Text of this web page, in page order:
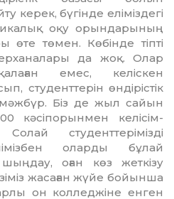
керек, бүгінде еліміздегі
оқу орындарының
өте төмен. Көбінде тіпті
да жоқ. Олар
емес, келіскен
студенттерін өндірістік
мәжбүр. Біз де жыл сайын
кәсіпорынмен келісім-
студенттерімізді
оларды бұлай
шыңдау, оған көз жеткізу
жасаған жүйе бойынша
он колледжіне енген